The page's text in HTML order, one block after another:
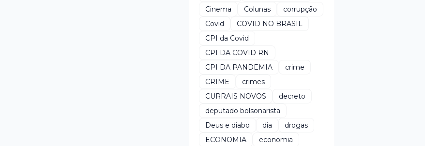
Cinema
Colunas
corrupção
Covid
COVID NO BRASIL
CPI da Covid
CPI DA COVID RN
CPI DA PANDEMIA
crime
CRIME
crimes
CURRAIS NOVOS
decreto
deputado bolsonarista
Deus e diabo
dia
drogas
ECONOMIA
economia